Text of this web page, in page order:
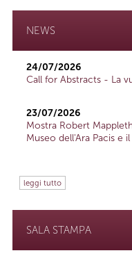
NEWS
24/07/2026
Call for Abstracts - La
23/07/2026
Mostra Robert
Museo dell'Ara Pacis e
leggi tutto
SALA STAMPA